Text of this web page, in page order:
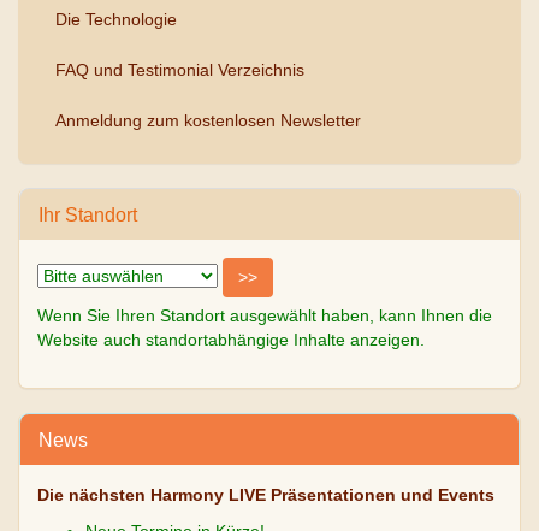
Die Technologie
FAQ und Testimonial Verzeichnis
Anmeldung zum kostenlosen Newsletter
Ihr Standort
Wenn Sie Ihren Standort ausgewählt haben, kann Ihnen die
Website auch standortabhängige Inhalte anzeigen.
News
Die nächsten Harmony LIVE Präsentationen und Events